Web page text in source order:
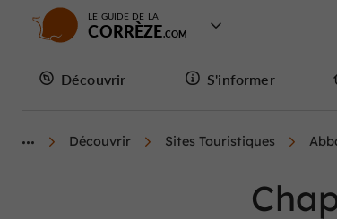
LE GUIDE DE LA
CORRÈZE
Découvrir S'informer
Découvrir Sites Touristiques